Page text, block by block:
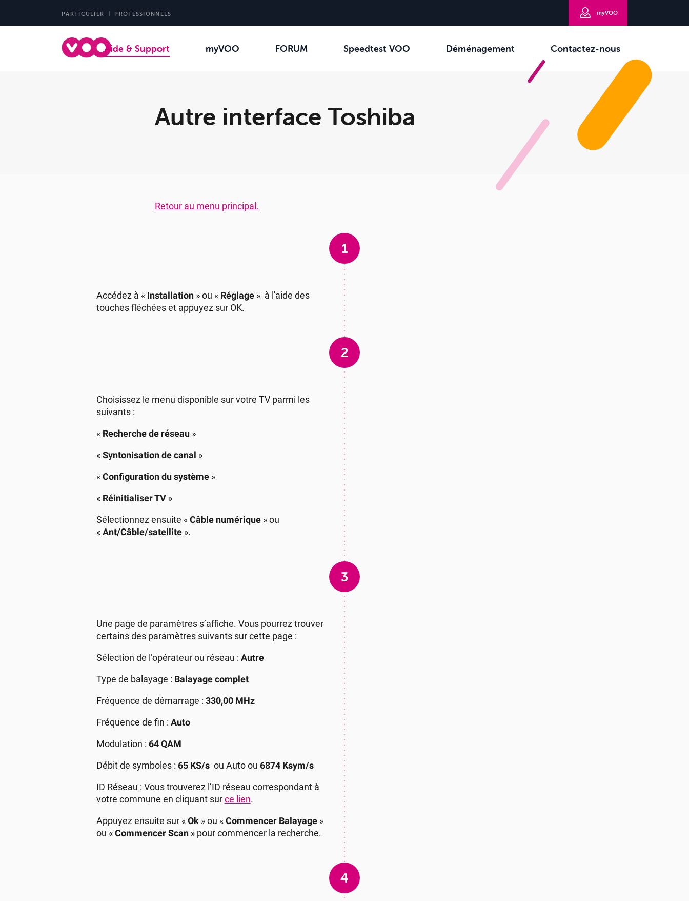
myVOO
Aide & Support myVOO FORUM Speedtest VOO Déménagement Contactez-nous
PARTICULIER PROFESSIONNELS
Autre interface Toshiba
Retour au menu principal.
1
Accédez à « Installation » ou « Réglage » à l'aide des
touches fléchées et appuyez sur OK.
2
Choisissez le menu disponible sur votre TV parmi les
suivants :
« Recherche de réseau»
«Syntonisation de canal »
«Configuration du système»
« Réinitialiser TV »
Sélectionnez ensuite «Câble numérique» ou
«Ant/Câble/satellite».
3
Une page de paramètres s’affiche. Vous pourrez trouver
certains des paramètres suivants sur cette page :
Sélection de l’opérateur ou réseau : Autre
Type de balayage : Balayage complet
Fréquence de démarrage : 330,00 MHz
Fréquence de fin : Auto
Modulation : 64 QAM
Débit de symboles : 65 KS/sou Auto ou 6874 Ksym/s
ID Réseau : Vous trouverez l’ID réseau correspondant à
votre commune en cliquant surce lien.
Appuyez ensuite sur «Ok » ou «Commencer Balayage»
ou «Commencer Scan» pour commencer la recherche.
4